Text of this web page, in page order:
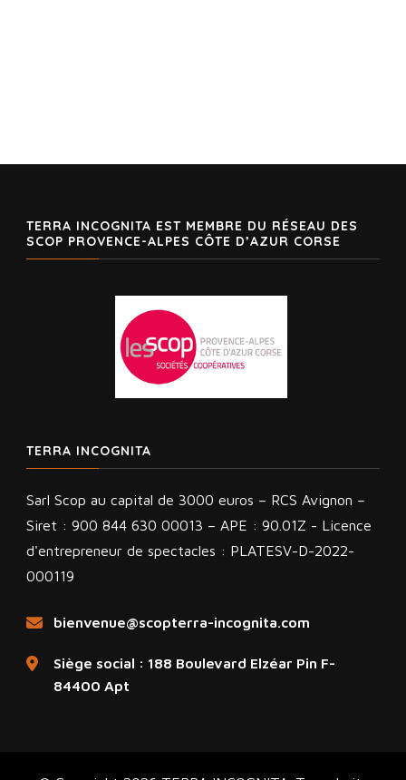
TERRA INCOGNITA EST MEMBRE DU RÉSEAU DES
SCOP PROVENCE-ALPES CÔTE D’AZUR CORSE
TERRA INCOGNITA
Sarl Scop au capital de 3000 euros – RCS Avignon –
Siret : 900 844 630 00013 – APE : 90.01Z - Licence
d'entrepreneur de spectacles : PLATESV-D-2022-
000119
bienvenue@scopterra-incognita.com
Siège social : 188 Boulevard Elzéar Pin F-
84400 Apt